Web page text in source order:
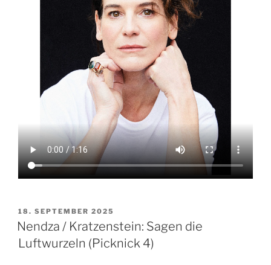
VERÖFFENTLICHT
AM
18. SEPTEMBER 2025
Nendza / Kratzenstein: Sagen die
Luftwurzeln (Picknick 4)